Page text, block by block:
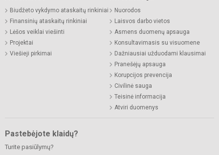
Biudžeto vykdymo ataskaitų rinkiniai
Finansinių ataskaitų rinkiniai
Lėšos veiklai viešinti
Projektai
Viešieji pirkimai
Nuorodos
Laisvos darbo vietos
Asmens duomenų apsauga
Konsultavimasis su visuomene
Dažniausiai užduodami klausimai
Pranešėjų apsauga
Korupcijos prevencija
Civilinė sauga
Teisinė informacija
Atviri duomenys
Pastebėjote klaidų?
Turite pasiūlymų?